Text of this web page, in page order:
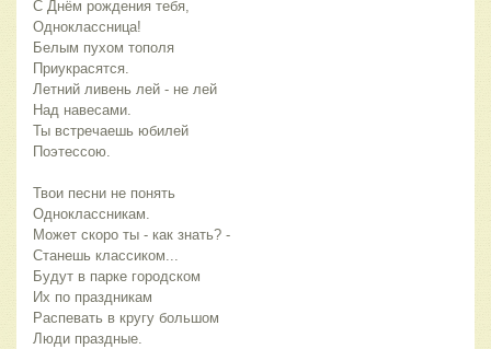
С Днём рождения тебя,
Одноклассница!
Белым пухом тополя
Приукрасятся.
Летний ливень лей - не лей
Над навесами.
Ты встречаешь юбилей
Поэтессою.
Твои песни не понять
Одноклассникам.
Может скоро ты - как знать? -
Станешь классиком...
Будут в парке городском
Их по праздникам
Распевать в кругу большом
Люди праздные.